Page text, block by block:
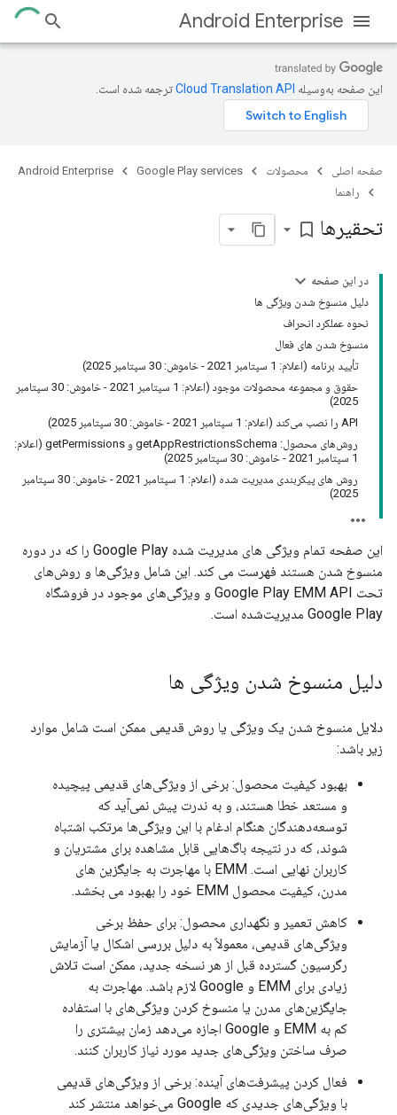
Android Enterprise
این صفحه به‌وسیله ترجمه شده است.
صفحه اصلی محصولات Google Play services
Android Enterprise
راهنما
تحقیرها bookmark_border
در این صفحه
دلیل منسوخ شدن ویژگی ها
نحوه عملکرد انحراف
منسوخ شدن های فعال
تأیید برنامه (اعلام: 1 سپتامبر 2021 - خاموش: 30 سپتامبر 2025)
حقوق و مجموعه محصولات موجود (اعلام: 1 سپتامبر 2021 - خاموش: 30 سپتامبر
2025)
API را نصب می‌کند (اعلام: 1 سپتامبر 2021 - خاموش: 30 سپتامبر 2025)
روش‌های محصول: getAppRestrictionsSchema و getPermissions (اعلام:
1 سپتامبر 2021 - خاموش: 30 سپتامبر 2025)
روش های پیکربندی مدیریت شده (اعلام: 1 سپتامبر 2021 - خاموش: 30 سپتامبر
2025)
این صفحه تمام ویژگی های مدیریت شده Google Play را که در دوره
منسوخ شدن هستند فهرست می کند. این شامل ویژگی‌ها و روش‌های
تحت Google Play EMM API و ویژگی‌های موجود در فروشگاه
Google Play مدیریت‌شده است.
دلیل منسوخ شدن ویژگی ها
دلایل منسوخ شدن یک ویژگی یا روش قدیمی ممکن است شامل موارد
زیر باشد:
بهبود کیفیت محصول: برخی از ویژگی‌های قدیمی پیچیده
و مستعد خطا هستند، و به ندرت پیش نمی‌آید که
توسعه‌دهندگان هنگام ادغام با این ویژگی‌ها مرتکب اشتباه
شوند، که در نتیجه باگ‌هایی قابل مشاهده برای مشتریان و
کاربران نهایی است. EMM با مهاجرت به جایگزین های
مدرن، کیفیت محصول EMM خود را بهبود می بخشد.
کاهش تعمیر و نگهداری محصول: برای حفظ برخی
ویژگی‌های قدیمی، معمولاً به دلیل بررسی اشکال یا آزمایش
رگرسیون گسترده قبل از هر نسخه جدید، ممکن است تلاش
زیادی برای EMM و Google لازم باشد. مهاجرت به
جایگزین‌های مدرن یا منسوخ کردن ویژگی‌های با استفاده
کم به EMM و Google اجازه می‌دهد زمان بیشتری را
صرف ساختن ویژگی‌های جدید مورد نیاز کاربران کنند.
فعال کردن پیشرفت‌های آینده: برخی از ویژگی‌های قدیمی
با ویژگی‌های جدیدی که Google می‌خواهد منتشر کند